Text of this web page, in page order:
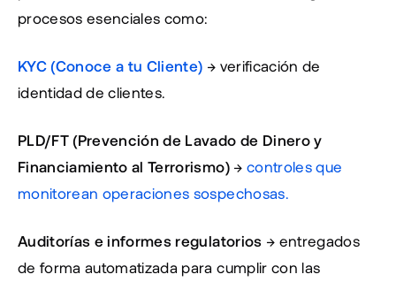
procesos esenciales como:
KYC (Conoce a tu Cliente) → verificación de
identidad de clientes.
PLD/FT (Prevención de Lavado de Dinero y
Financiamiento al Terrorismo) → controles que
monitorean operaciones sospechosas.
Auditorías e informes regulatorios → entregados
de forma automatizada para cumplir con las